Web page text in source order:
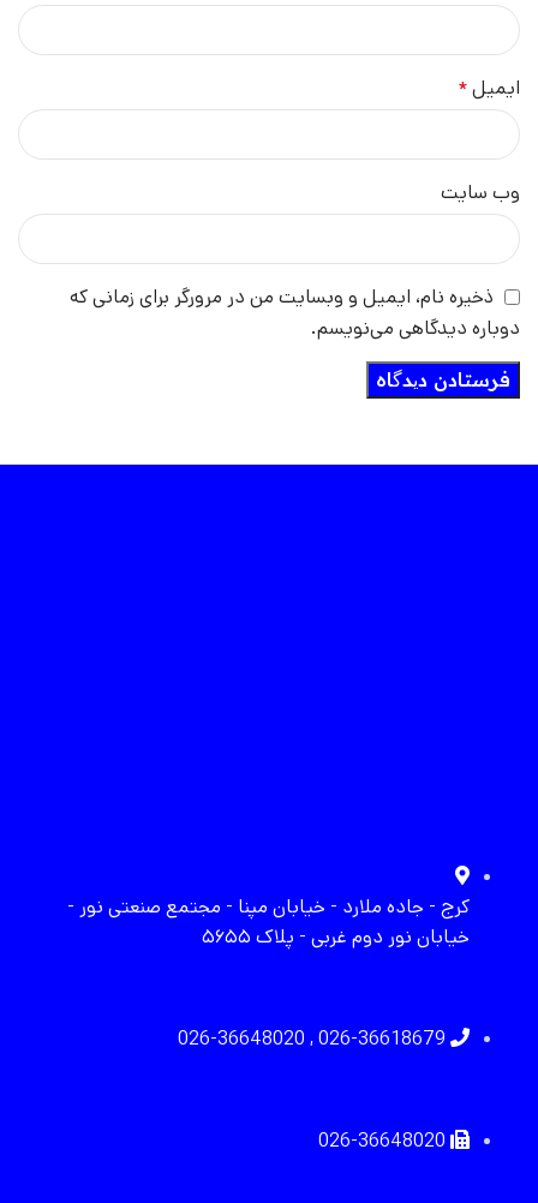
ایمیل*
وب‌ سایت
ذخیره نام، ایمیل و وبسایت من در مرورگر برای زمانی که
دوباره دیدگاهی می‌نویسم.
کرج - جاده ملارد - خیابان مپنا - مجتمع صنعتی نور -
خیابان نور دوم غربی - پلاک ۵۶۵۵
026-36618679 , 026-36648020
026-36648020